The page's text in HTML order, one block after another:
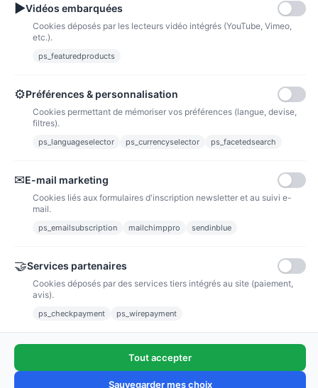
bons de réductions.
Notre société
Nous suivre
Newsletter
Voir tous les avis boutique
▶Vidéos embarquées
Cookies déposés par les lecteurs vidéo intégrés (YouTube, Vimeo,
etc.).
ps_featuredproducts
⚙Préférences & personnalisation
Cookies permettant de mémoriser vos préférences (langue, devise,
filtres).
ps_languageselector ps_currencyselector ps_facetedsearch
✉E-mail marketing
Cookies liés aux formulaires d'inscription newsletter et au suivi e-
mail.
ps_emailsubscription mailchimppro sendinblue
🤝Services partenaires
Cookies déposés par des services tiers intégrés au site (paiement,
avis).
ps_checkpayment ps_wirepayment
Tout accepter
Sauvegarder mes choix